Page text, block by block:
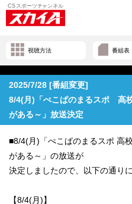
視聴方法 番組表
2025/7/28 [番組変更]
8/4(月)「ぺこぱのまるスポ 高
がある～」放送決定
■8/4(月)「ぺこぱのまるスポ 高
がある～」の放送が
決定しましたので、以下の通り
【8/4(月)】